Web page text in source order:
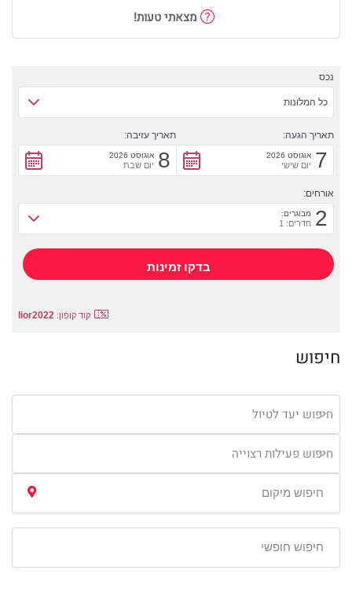
מצאתי טעות!
נכס
כל המלונות
תאריך הגעה:
7 אוגוסט 2026
יום שישי
תאריך עזיבה:
8 אוגוסט 2026
יום שבת
אורחים:
2 מבוגרים:
חדרים: 1
קוד קופון: lior2022
חיפוש
חיפוש יעד לטיול
חיפוש פעילות רצוייה